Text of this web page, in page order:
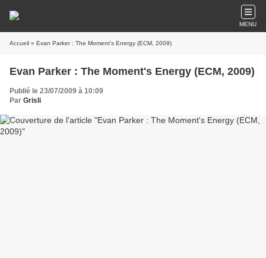
MENU
Accueil » Evan Parker : The Moment's Energy (ECM, 2009)
Evan Parker : The Moment's Energy (ECM, 2009)
Publié le 23/07/2009 à 10:09
Par Grisli